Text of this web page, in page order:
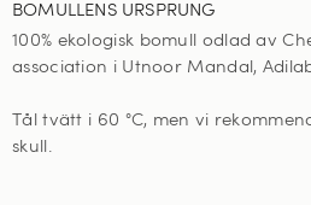
BOMULLENS URSPRUNG
100% ekologisk bomull odlad av
association i Utnoor Mandal,
Tål tvätt i 60 °C, men vi
skull .